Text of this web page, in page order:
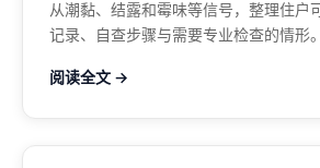
从潮黏、结露和霉味等信号，整理住户
记录、自查步骤与需要专业检查的情形。
阅读全文 →